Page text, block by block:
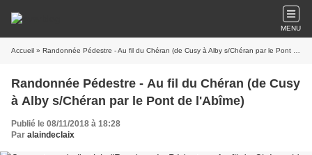
MENU
Accueil » Randonnée Pédestre - Au fil du Chéran (de Cusy à Alby s/Chéran par le Pont de l'Abîme)
Randonnée Pédestre - Au fil du Chéran (de Cusy
à Alby s/Chéran par le Pont de l'Abîme)
Publié le 08/11/2018 à 18:28
Par alaindeclaix